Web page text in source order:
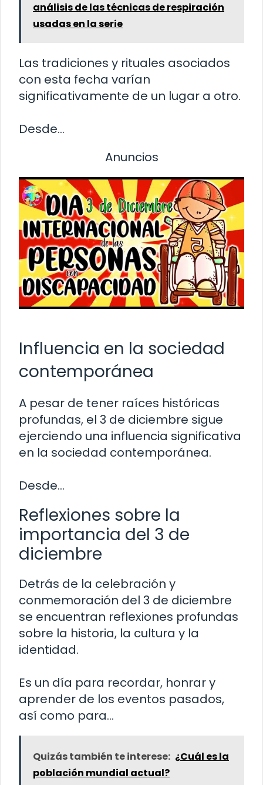
análisis de las técnicas de respiración
usadas en la serie
Las tradiciones y rituales asociados
con esta fecha varían
significativamente de un lugar a otro.
Desde…
Anuncios
Influencia en la sociedad
contemporánea
A pesar de tener raíces históricas
profundas, el 3 de diciembre sigue
ejerciendo una influencia significativa
en la sociedad contemporánea.
Desde…
Reflexiones sobre la
importancia del 3 de
diciembre
Detrás de la celebración y
conmemoración del 3 de diciembre
se encuentran reflexiones profundas
sobre la historia, la cultura y la
identidad.
Es un día para recordar, honrar y
aprender de los eventos pasados,
así como para…
Quizás también te interese: ¿Cuál es la
población mundial actual?